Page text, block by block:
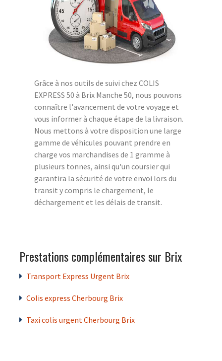
Grâce à nos outils de suivi chez COLIS
EXPRESS 50 à Brix Manche 50, nous pouvons
connaître l'avancement de votre voyage et
vous informer à chaque étape de la livraison.
Nous mettons à votre disposition une large
gamme de véhicules pouvant prendre en
charge vos marchandises de 1 gramme à
plusieurs tonnes, ainsi qu'un coursier qui
garantira la sécurité de votre envoi lors du
transit y compris le chargement, le
déchargement et les délais de transit.
Prestations complémentaires sur Brix
Transport Express Urgent Brix
Colis express Cherbourg Brix
Taxi colis urgent Cherbourg Brix